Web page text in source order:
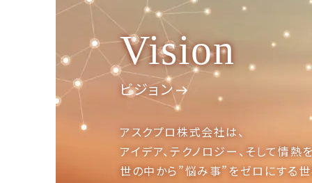
Vision
ビジョン
アスクプロ株式会社は、
アイデア、テクノロジー、 そして情熱
世の中から”悩み事”をゼロにする